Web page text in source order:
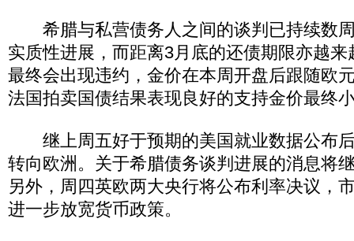
希腊与私营债务人之间的谈判已持续数
实质性进展，而距离3月底的还债期限亦越
最终会出现违约，金价在本周开盘后跟随欧
法国拍卖国债结果表现良好的支持金价最终
继上周五好于预期的美国就业数据公布
转向欧洲。关于希腊债务谈判进展的消息将
另外，周四英欧两大央行将公布利率决议，
进一步放宽货币政策。